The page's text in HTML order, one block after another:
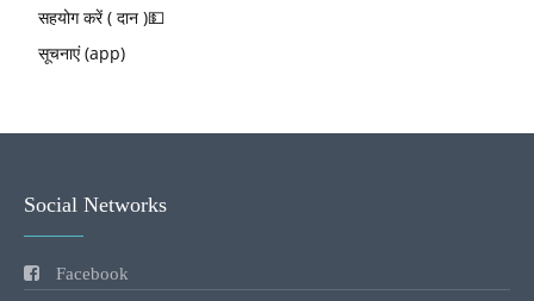
सहयोग करें ( दान )💵
सूचनाएं (app)
Social Networks
Facebook